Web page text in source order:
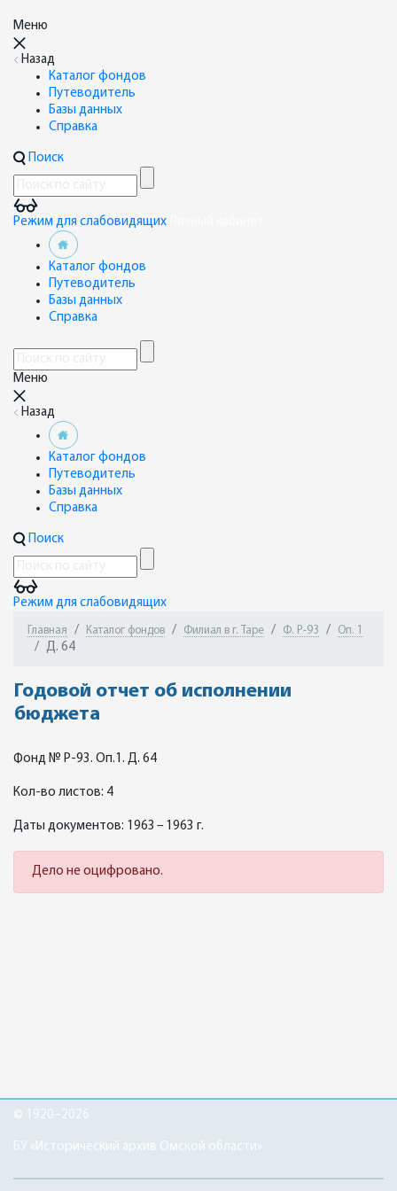
Меню
Назад
Каталог фондов
Путеводитель
Базы данных
Справка
Поиск
Режим для слабовидящих
Каталог фондов
Путеводитель
Базы данных
Справка
Меню
Назад
Каталог фондов
Путеводитель
Базы данных
Справка
Поиск
Режим для слабовидящих
Главная Каталог фондов Филиал в г. Таре Ф. Р-93 Оп. 1
Д. 64
Годовой отчет об исполнении
бюджета
Фонд № Р-93. Оп.1. Д. 64
Кол-во листов: 4
Даты документов: 1963 – 1963 г.
Дело не оцифровано.
© 1920–2026
БУ «Исторический архив Омской области»